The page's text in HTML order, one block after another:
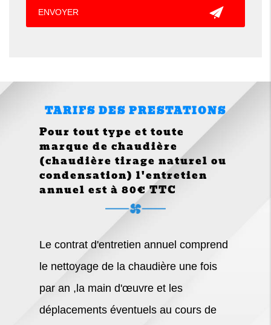
TARIFS DES PRESTATIONS
Pour tout type et toute
marque de chaudière
(chaudière tirage naturel ou
condensation) l'entretien
annuel est à 80€ TTC
Le contrat d'entretien annuel comprend
le nettoyage de la chaudière une fois
par an ,la main d'œuvre et les
déplacements éventuels au cours de